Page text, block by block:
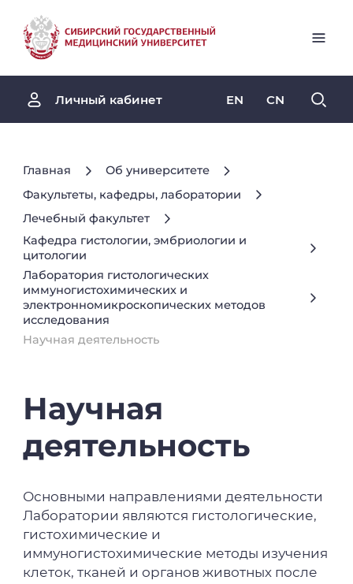
Личный кабинет EN CN
Главная
Об университете
Факультеты, кафедры, лаборатории
Лечебный факультет
Кафедра гистологии, эмбриологии и
цитологии
Лаборатория гистологических
иммуногистохимических и
электронномикроскопических методов
исследования
Научная деятельность
Научная
деятельность
Основными направлениями деятельности
Лаборатории являются гистологические,
гистохимические и
иммуногистохимические методы изучения
клеток, тканей и органов животных после